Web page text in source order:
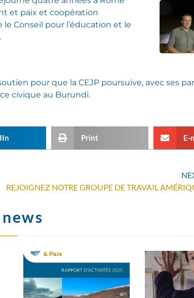
et paix et coopération
Conseil pour l’éducation et le
pour que la CEJP poursuive, avec ses
civique au Burundi.
Print E-
REJOIGNEZ NOTRE GROUPE DE TRAVAIL